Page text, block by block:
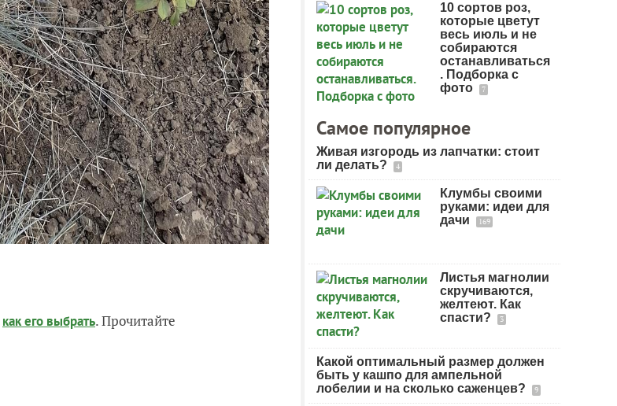
как его выбрать. Прочитайте
10 сортов роз,
которые цветут
весь июль и не
собираются
останавливаться
. Подборка с
фото
7
Самое популярное
Живая изгородь из лапчатки: стоит
ли делать?
4
Клумбы своими
руками: идеи для
дачи
169
Листья магнолии
скручиваются,
желтеют. Как
спасти?
3
Какой оптимальный размер должен
быть у кашпо для ампельной
лобелии и на сколько саженцев?
9